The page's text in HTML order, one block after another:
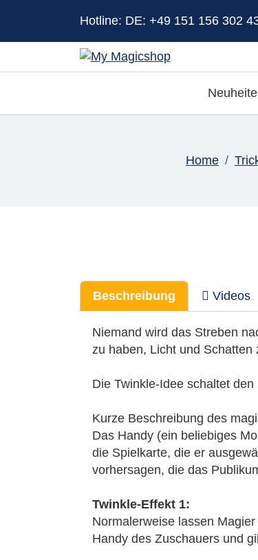
Hotline: DE: +49 151 156 302
Home
Beschreibung Videos
Niemand wird das Streben
zu haben, Licht und Schatten
Die Twinkle-Idee schaltet
Kurze Beschreibung des
Das Handy (ein beliebiges
die Spielkarte, die er
vorhersagen, die das
Twinkle-Effekt 1:
Normalerweise lassen
Handy des Zuschauers und